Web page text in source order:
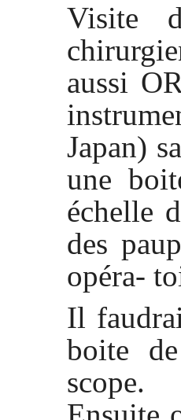
Visite
aussi
Japan)
une
échelle
des
opéra-
Il
boite
scope.